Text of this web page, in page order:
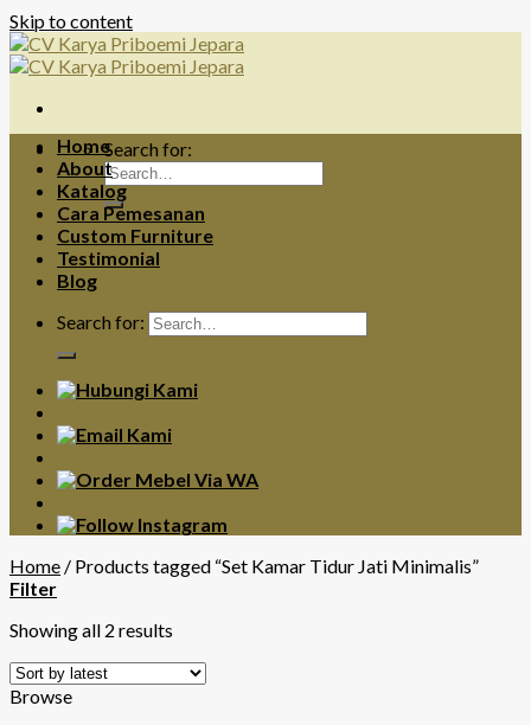
Skip to content
Search for:
Home
About
Katalog
Cara Pemesanan
Custom Furniture
Testimonial
Blog
Search for:
Home / Products tagged “Set Kamar Tidur Jati Minimalis”
Filter
Showing all 2 results
Browse